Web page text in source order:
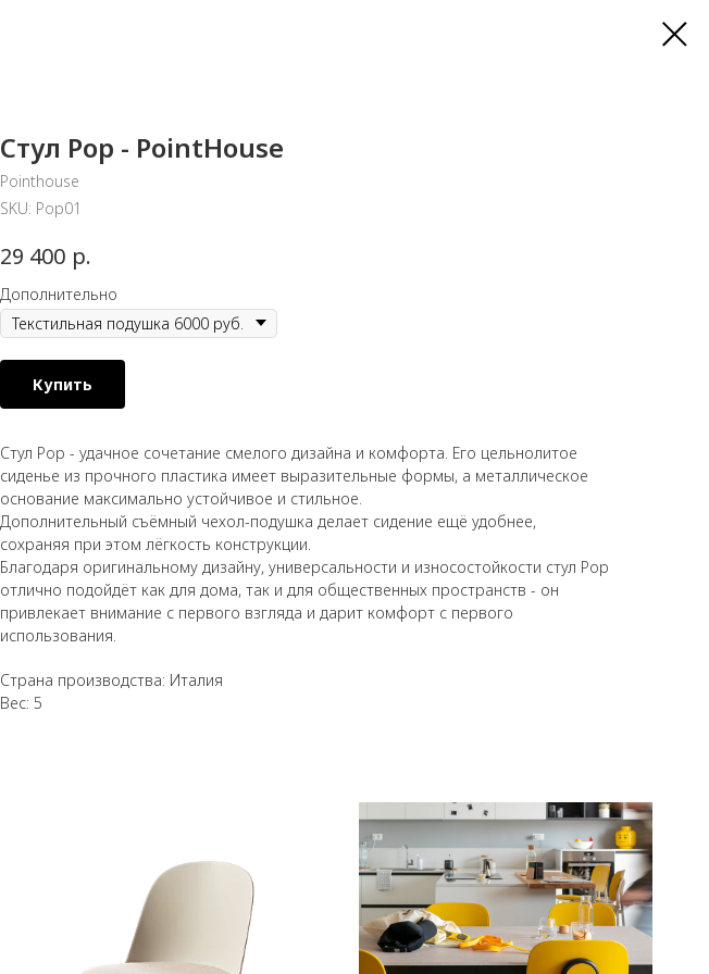
Стул Pop - PointHouse
Pointhouse
SKU: Pop01
29 400 р.
Дополнительно
Купить
Стул Pop - удачное сочетание смелого дизайна и комфорта. Его цельнолитое
сиденье из прочного пластика имеет выразительные формы, а металлическое
основание максимально устойчивое и стильное.
Дополнительный съёмный чехол-подушка делает сидение ещё удобнее,
сохраняя при этом лёгкость конструкции.
Благодаря оригинальному дизайну, универсальности и износостойкости стул Pop
отлично подойдёт как для дома, так и для общественных пространств - он
привлекает внимание с первого взгляда и дарит комфорт с первого
использования.
Страна производства: Италия
Вес: 5